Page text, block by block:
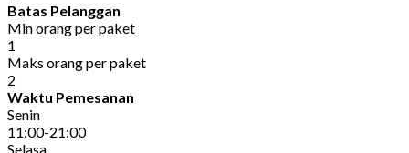
Batas Pelanggan
Min orang per paket
1
Maks orang per paket
2
Waktu Pemesanan
Senin
11:00-21:00
Selasa